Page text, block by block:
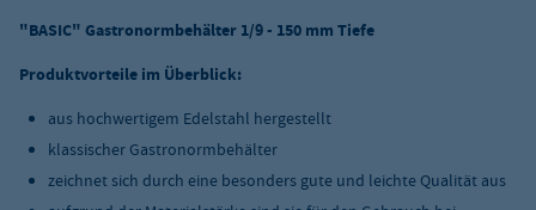
"BASIC" Gastronormbehälter 1/9 - 150 mm Tiefe
Produktvorteile im Überblick:
aus hochwertigem Edelstahl hergestellt
klassischer Gastronormbehälter
zeichnet sich durch eine besonders gute und leichte Qualität aus